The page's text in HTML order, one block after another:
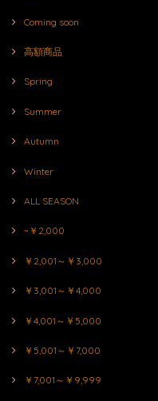
Coming soon
高額商品
Spring
Summer
Autumn
Winter
ALL SEASON
~￥2,000
￥2,001～￥3,000
￥3,001～￥4,000
￥4,001～￥5,000
￥5,001～￥7,000
￥7,001～￥9,999